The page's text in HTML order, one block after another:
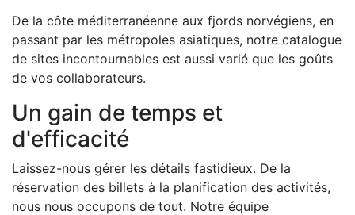
De la côte méditerranéenne aux fjords norvégiens, en
passant par les métropoles asiatiques, notre catalogue
de sites incontournables est aussi varié que les goûts
de vos collaborateurs.
Un gain de temps et
d'efficacité
Laissez-nous gérer les détails fastidieux. De la
réservation des billets à la planification des activités,
nous nous occupons de tout. Notre équipe